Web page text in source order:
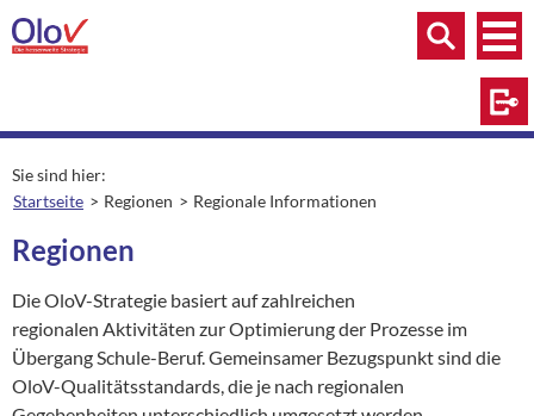
Zum Inhalt springen
Menü
Menü
Suche
Sie sind hier:
Startseite aktuelle Seite:
Regionen aktuelle Seite:
Regionale Informationen
Regionen
Die OloV-Strategie basiert auf zahlreichen
regionalen Aktivitäten zur Optimierung der Prozesse im
Übergang Schule-Beruf. Gemeinsamer Bezugspunkt sind die
OloV-Qualitätsstandards, die je nach regionalen